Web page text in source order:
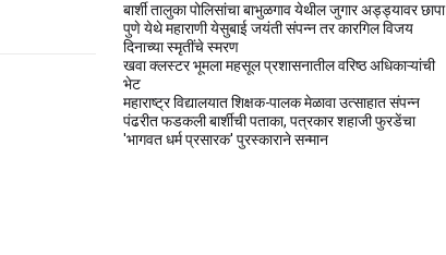
बार्शी तालुका पोलिसांचा बाभुळगाव येथील जुगार अड्ड्यावर छापा
पुणे येथे महाराणी येसुबाई जयंती संपन्न तर कारगिल विजय
दिनाच्या स्मृतींचे स्मरण
खवा क्लस्टर भूमला महसूल प्रशासनातील वरिष्ठ अधिकाऱ्यांची
भेट
महाराष्ट्र विद्यालयात शिक्षक-पालक मेळावा उत्साहात संपन्न
पंढरीत फडकली बार्शीची पताका, पत्रकार शहाजी फुरडेंचा
'भागवत धर्म प्रसारक' पुरस्काराने सन्मान